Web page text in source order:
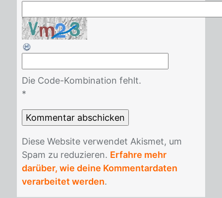
Die Code-Kombination fehlt.
*
Die­se Web­site ver­wen­det Akis­met, um
Spam zu re­du­zie­ren. Erfahre mehr
darüber, wie deine Kommentardaten
verarbeitet werden.